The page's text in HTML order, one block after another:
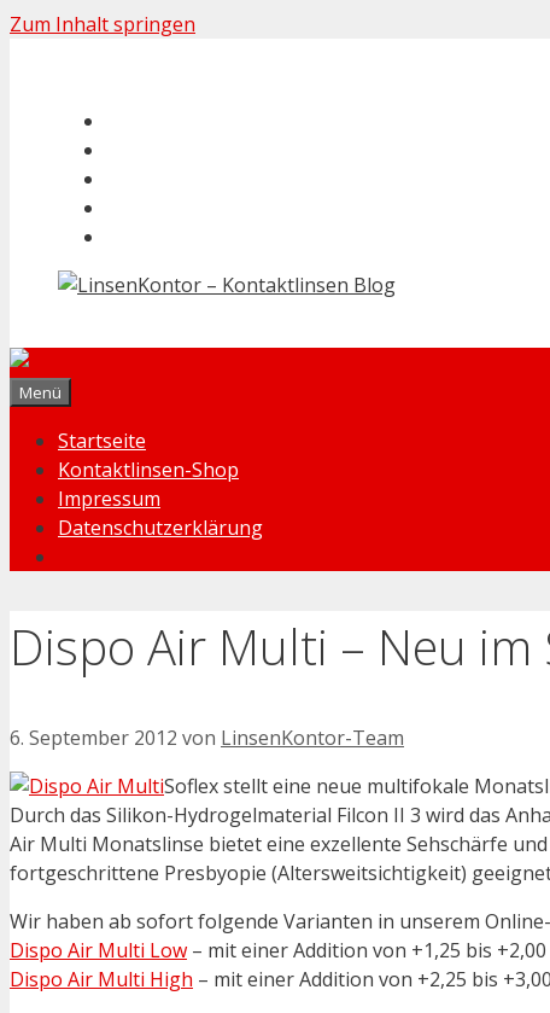
Zum Inhalt springen
Menü
Startseite
Kontaktlinsen-Shop
Impressum
Datenschutzerklärung
Dispo Air Multi – Neu
6. September 2012 von LinsenKontor-Team
Soflex stellt eine neue multifokale
Durch das Silikon-Hydrogelmaterial Filcon II 3 wird das
Air Multi Monatslinse bietet eine exzellente Sehschärfe
fortgeschrittene Presbyopie (Altersweitsichtigkeit)
Wir haben ab sofort folgende Varianten in unserem
Dispo Air Multi Low – mit einer Addition von +1,25 bis +2,00
Dispo Air Multi High – mit einer Addition von +2,25 bis +3,00